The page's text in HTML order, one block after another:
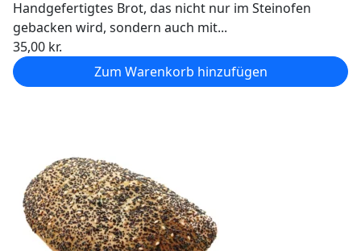
Handgefertigtes Brot, das nicht nur im Steinofen
gebacken wird, sondern auch mit...
35,00 kr.
Zum Warenkorb hinzufügen